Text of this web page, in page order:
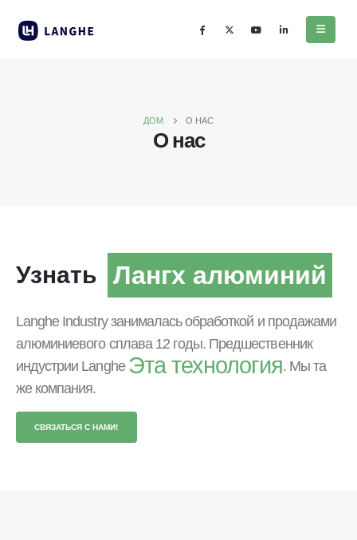
ДОМ О НАС
О нас
Узнать Лангх алюминий
Langhe Industry занималась обработкой и продажами
алюминиевого сплава 12 годы. Предшественник
индустрии Langhe Эта технология. Мы та
же компания.
СВЯЗАТЬСЯ С НАМИ!